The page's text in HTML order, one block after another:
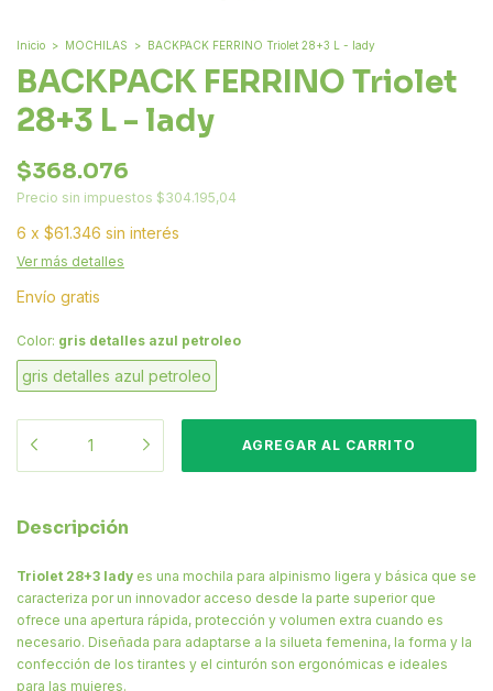
Inicio > MOCHILAS > BACKPACK FERRINO Triolet 28+3 L - lady
BACKPACK FERRINO Triolet
28+3 L - lady
$368.076
Precio sin impuestos $304.195,04
6 x $61.346 sin interés
Ver más detalles
Envío gratis
Color: gris detalles azul petroleo
gris detalles azul petroleo
Descripción
Triolet 28+3 lady es una mochila para alpinismo ligera y básica que se
caracteriza por un innovador acceso desde la parte superior que
ofrece una apertura rápida, protección y volumen extra cuando es
necesario. Diseñada para adaptarse a la silueta femenina, la forma y la
confección de los tirantes y el cinturón son ergonómicas e ideales
para las mujeres.